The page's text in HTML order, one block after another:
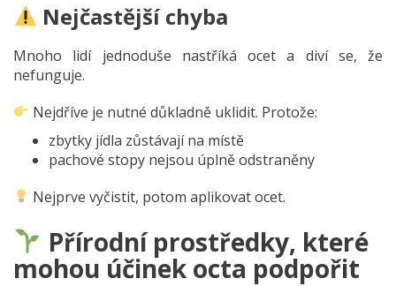
Nejčastější chyba
Mnoho lidí jednoduše nastříká ocet a diví se, že
nefunguje.
Nejdříve je nutné důkladně uklidit. Protože:
zbytky jídla zůstávají na místě
pachové stopy nejsou úplně odstraněny
Nejprve vyčistit, potom aplikovat ocet.
Přírodní prostředky, které
mohou účinek octa podpořit